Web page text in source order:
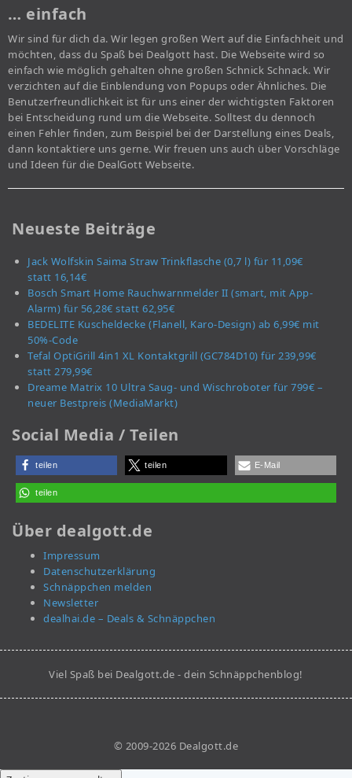
… einfach
Wir sind für dich da. Wir legen großen Wert auf die Einfachheit und
möchten, dass du Spaß bei Dealgott hast. Die Webseite wird so
einfach wie möglich gehalten ohne großen Schnick Schnack. Wir
verzichten auf die Einblendung von Popups oder Ähnliches. Die
Benutzerfreundlichkeit ist für uns einer der wichtigsten Faktoren
bei Entscheidung rund um die Webseite. Solltest du dennoch
einen Fehler finden, zum Beispiel bei der Darstellung eines Deals,
dann kontaktiere uns gerne. Wir freuen uns auch über Vorschläge
und Ideen für die DealGott Webseite.
Neueste Beiträge
Jack Wolfskin Saima Straw Trinkflasche (0,7 l) für 11,09€
statt 16,14€
Bosch Smart Home Rauchwarnmelder II (smart, mit App-
Alarm) für 56,28€ statt 62,95€
BEDELITE Kuscheldecke (Flanell, Karo-Design) ab 6,99€ mit
50%-Code
Tefal OptiGrill 4in1 XL Kontaktgrill (GC784D10) für 239,99€
statt 279,99€
Dreame Matrix 10 Ultra Saug- und Wischroboter für 799€ –
neuer Bestpreis (MediaMarkt)
Social Media / Teilen
teilen teilen E-Mail
teilen
Über dealgott.de
Impressum
Datenschutzerklärung
Schnäppchen melden
Newsletter
dealhai.de – Deals & Schnäppchen
Viel Spaß bei Dealgott.de - dein Schnäppchenblog!
© 2009-2026 Dealgott.de